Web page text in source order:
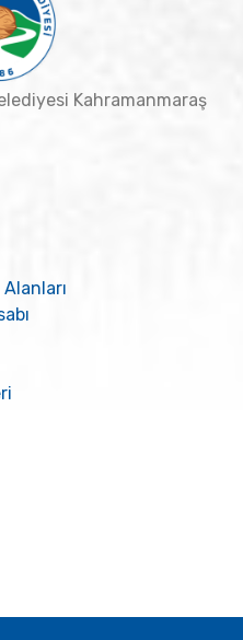
Kahramanmaraş